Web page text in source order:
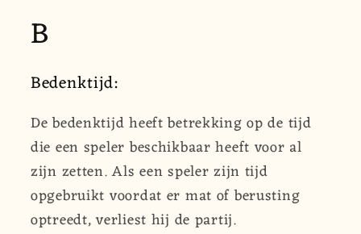
B
Bedenktijd:
De bedenktijd heeft betrekking op de tijd
die een speler beschikbaar heeft voor al
zijn zetten. Als een speler zijn tijd
opgebruikt voordat er mat of berusting
optreedt, verliest hij de partij.